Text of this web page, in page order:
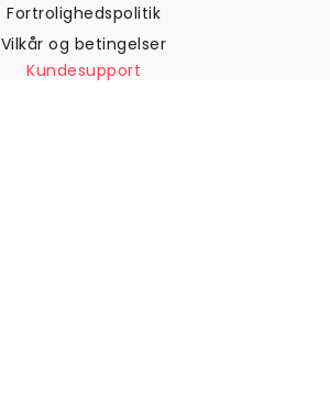
Fortrolighedspolitik
Vilkår og betingelser
Kundesupport